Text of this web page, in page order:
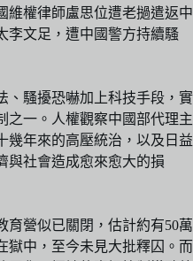
維權律師盧思位遭老撾遣返中
李文足，遭中國警方持續騷
、騷擾恐嚇加上科技手段，實
之一。人權觀察中國部代理主
幾年來的高壓統治，以及日益
與社會造成愈來愈大的損
育營似已關閉，估計約有50萬
獄中，至今未見大批釋囚。而